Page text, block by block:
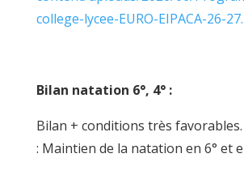
college-lycee-EURO-EIPACA-26-
Bilan natation 6°, 4° :
Bilan + conditions très
: Maintien de la natation en 6° et